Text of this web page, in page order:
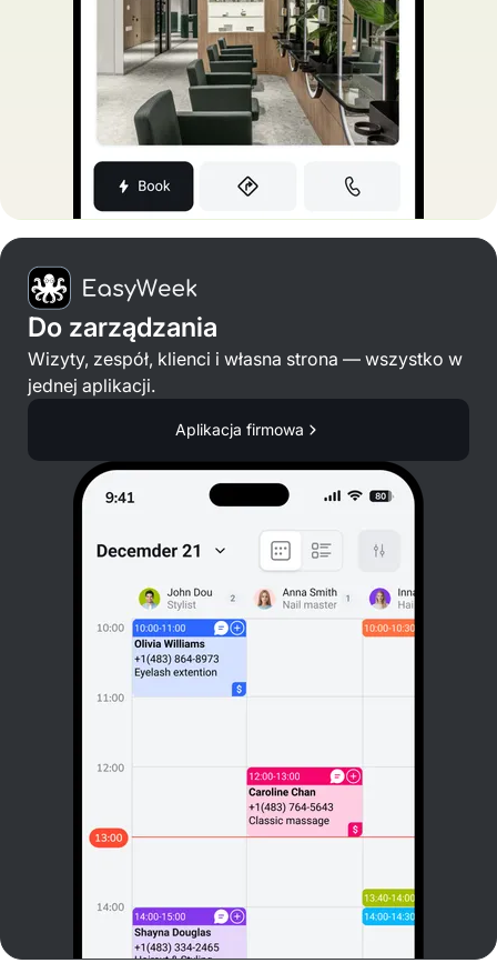
Do zarządzania
Wizyty, zespół, klienci i własna strona — wszystko w
jednej aplikacji.
Aplikacja firmowa